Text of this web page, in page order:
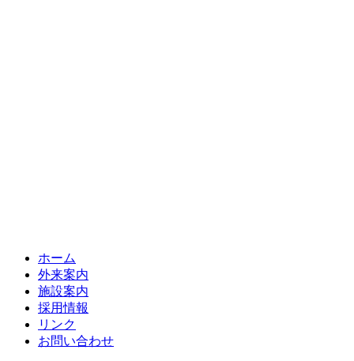
ホーム
外来案内
施設案内
採用情報
リンク
お問い合わせ